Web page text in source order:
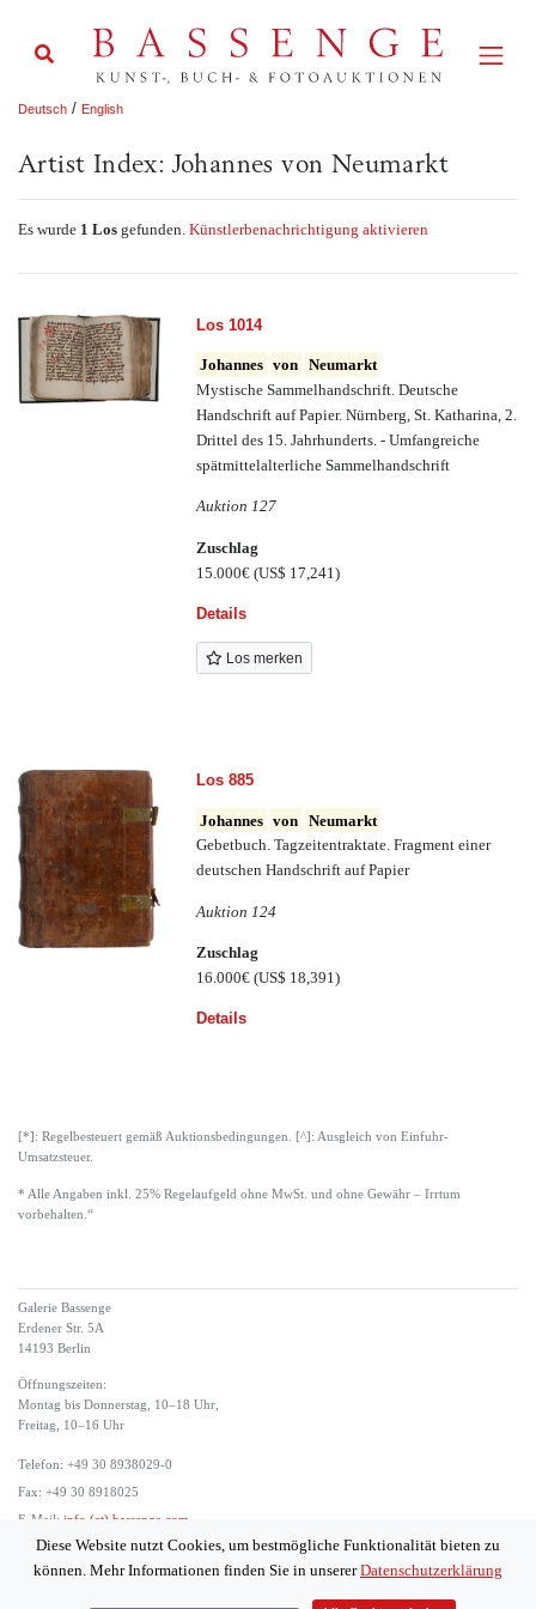
Deutsch / English
Artist Index: Johannes von Neumarkt
Es wurde 1 Los gefunden. Künstlerbenachrichtigung aktivieren
Los 1014
Johannes von Neumarkt
Mystische Sammelhandschrift. Deutsche
Handschrift auf Papier. Nürnberg, St. Katharina, 2.
Drittel des 15. Jahrhunderts. - Umfangreiche
spätmittelalterliche Sammelhandschrift
Auktion 127
Zuschlag
15.000€(US$ 17,241)
Details
Los merken
Los 885
Johannes von Neumarkt
Gebetbuch. Tagzeitentraktate. Fragment einer
deutschen Handschrift auf Papier
Auktion 124
Zuschlag
16.000€(US$ 18,391)
Details
[*]: Regelbesteuert gemäß Auktionsbedingungen. [^]: Ausgleich von Einfuhr-
Umsatzsteuer.
* Alle Angaben inkl. 25% Regelaufgeld ohne MwSt. und ohne Gewähr – Irrtum
vorbehalten.“
Galerie Bassenge
Erdener Str. 5A
14193 Berlin
Öffnungszeiten:
Montag bis Donnerstag, 10–18 Uhr,
Freitag, 10–16 Uhr
Telefon: +49 30 8938029-0
Fax: +49 30 8918025
E-Mail: info (at) bassenge.com
Diese Website nutzt Cookies, um bestmögliche Funktionalität bieten zu
können. Mehr Informationen finden Sie in unsererDatenschutzerklärung